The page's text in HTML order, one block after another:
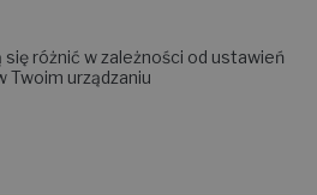
różnić w zależności od ustawień
Twoim urządzaniu